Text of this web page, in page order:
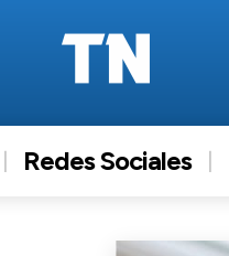
Redes Sociales